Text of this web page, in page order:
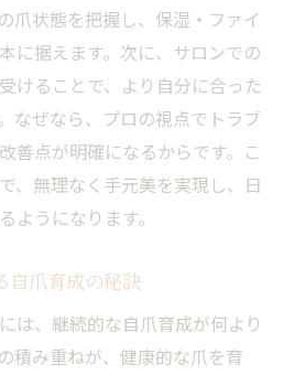
爪状態を把握し、保湿・ファイ
に据えます。次に、サロンでの
けることで、より自分に合った
なぜなら、プロの視点でトラブ
善点が明確になるからです。こ
、無理なく手元美を実現し、日
ようになります。
自爪育成の秘訣
は、継続的な自爪育成が何より
積み重ねが、健康的な爪を育